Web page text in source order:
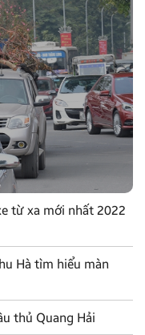
từ xa mới nhất 2022
Hà tìm hiểu màn
thủ Quang Hải